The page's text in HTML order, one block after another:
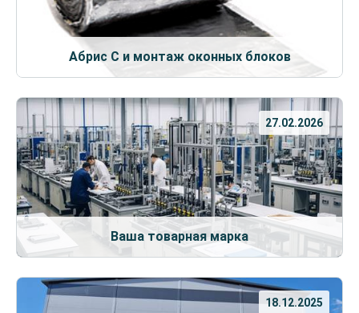
Абрис С и монтаж оконных блоков
27.02.2026
Ваша товарная марка
18.12.2025